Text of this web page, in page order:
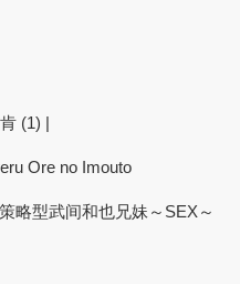
(1) |
Ore no Imouto
略型武间和也兄妹～SEX～